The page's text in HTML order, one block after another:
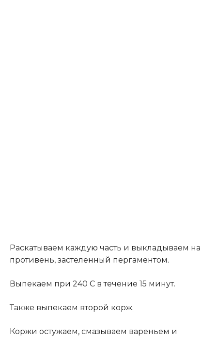
Раскатываем каждую часть и выкладываем на
противень, застеленный пергаментом.
Выпекаем при 240 С в течение 15 минут.
Также выпекаем второй корж.
Коржи остужаем, смазываем вареньем и